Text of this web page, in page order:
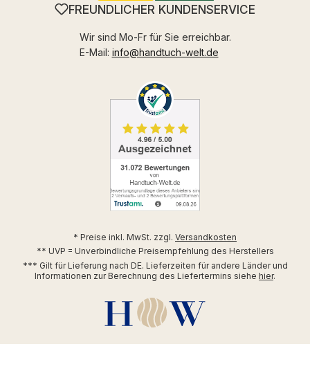
FREUNDLICHER KUNDENSERVICE
Wir sind Mo-Fr für Sie erreichbar.
E-Mail: info@handtuch-welt.de
* Preise inkl. MwSt. zzgl. Versandkosten
** UVP = Unverbindliche Preisempfehlung des Herstellers
*** Gilt für Lieferung nach DE. Lieferzeiten für andere Länder und
Informationen zur Berechnung des Liefertermins siehe hier.